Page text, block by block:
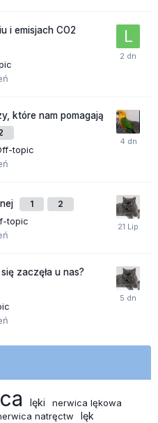
i emisjach CO2
które nam pomagają
topic
1 2
topic
zaczęła u nas?
lęki
nerwica lękowa
natręctw lęk